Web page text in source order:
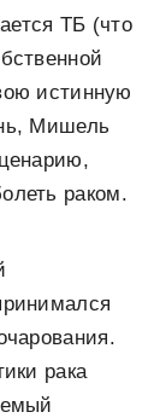
ТБ (что
истинную
Мишель
раком.
рака